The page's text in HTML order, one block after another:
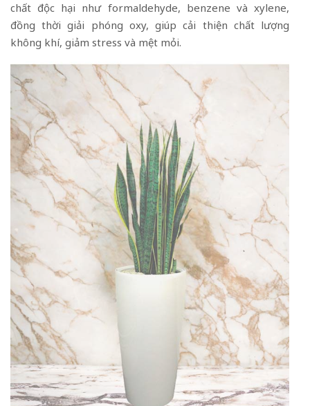
chất độc hại như formaldehyde, benzene và xylene,
đồng thời giải phóng oxy, giúp cải thiện chất lượng
không khí, giảm stress và mệt mỏi.